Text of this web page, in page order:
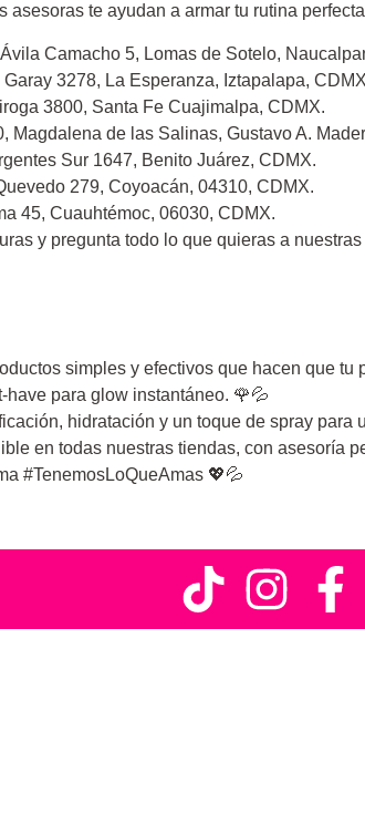
te ayudan a armar tu rutina
Camacho 5, Lomas de Sotelo,
3278, La Esperanza, Iztapalapa,
3800, Santa Fe Cuajimalpa, CDMX.
Magdalena de las Salinas, Gustavo A.
Sur 1647, Benito Juárez, CDMX.
279, Coyoacán, 04310, CDMX.
45, Cuauhtémoc, 06030, CDMX.
y pregunta todo lo que quieras a
simples y efectivos que hacen que tu
have para glow instantáneo. 🌹💦
hidratación y un toque de spray para
en todas nuestras tiendas, con asesoría
#TenemosLoQueAmas 💖💦